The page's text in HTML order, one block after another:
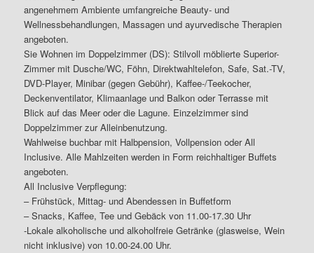
angenehmem Ambiente umfangreiche Beauty- und
Wellnessbehandlungen, Massagen und ayurvedische Therapien
angeboten.
Sie Wohnen im Doppelzimmer (DS): Stilvoll möblierte Superior-
Zimmer mit Dusche/WC, Föhn, Direktwahltelefon, Safe, Sat.-TV,
DVD-Player, Minibar (gegen Gebühr), Kaffee-/Teekocher,
Deckenventilator, Klimaanlage und Balkon oder Terrasse mit
Blick auf das Meer oder die Lagune. Einzelzimmer sind
Doppelzimmer zur Alleinbenutzung.
Wahlweise buchbar mit Halbpension, Vollpension oder All
Inclusive. Alle Mahlzeiten werden in Form reichhaltiger Buffets
angeboten.
All Inclusive Verpflegung:
– Frühstück, Mittag- und Abendessen in Buffetform
– Snacks, Kaffee, Tee und Gebäck von 11.00-17.30 Uhr
-Lokale alkoholische und alkoholfreie Getränke (glasweise, Wein
nicht inklusive) von 10.00-24.00 Uhr.